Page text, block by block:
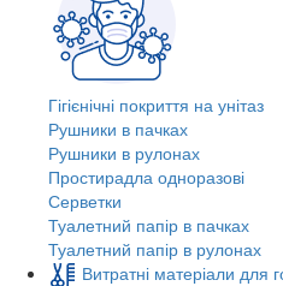
Гігієнічні покриття на унітаз
Рушники в пачках
Рушники в рулонах
Простирадла одноразові
Серветки
Туалетний папір в пачках
Туалетний папір в рулонах
Витратні матеріали для